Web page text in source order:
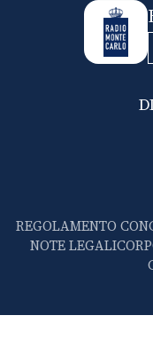
REGOLAMENTO
NOTE LEGALI